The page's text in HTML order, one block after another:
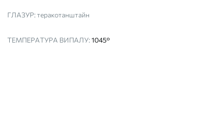
ГЛАЗУР:теракотанштайн
ТЕМПЕРАТУРА ВИПАЛУ:1045°